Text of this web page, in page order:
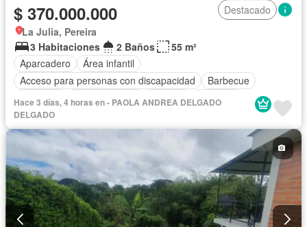
$ 370.000.000
Destacado
La Julia, Pereira
3 Habitaciones
2 Baños
55 m²
Aparcadero
Área infantil
Acceso para personas con discapacidad
Barbecue
Gimnasio
Cocina integral Internet
Ascensor
Gas natural
Piscina
Agua
Hace 3 días, 4 horas en - PAOLA ANDREA DELGADO
DELGADO